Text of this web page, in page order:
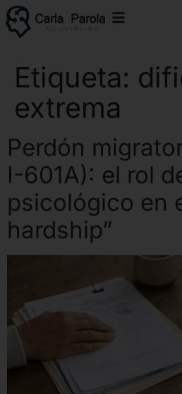
Etiqueta:
extrema
Perdón
I-601A): el rol
psicológico en
hardship”